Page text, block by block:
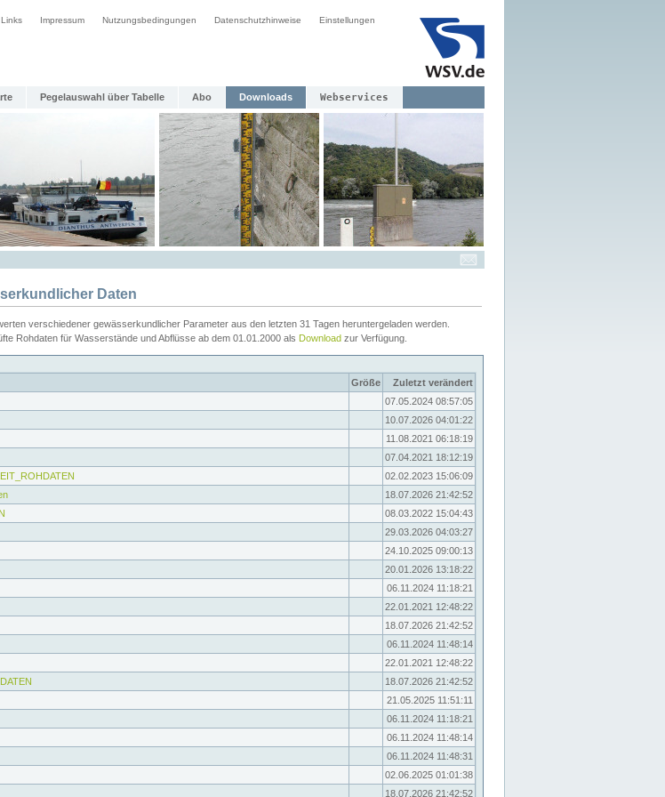
Links Impressum Nutzungsbedingungen Datenschutzhinweise Einstellungen
Pegelauswahl über Tabelle Abo Downloads Webservices
Daten
verschiedener gewässerkundlicher Parameter aus den letzten 31 Tagen heruntergeladen werden.
Rohdaten für Wasserstände und Abflüsse ab dem 01.01.2000 als Download zur Verfügung.
Größe
Zuletzt verändert
07.05.2024 08:57:05
10.07.2026 04:01:22
11.08.2021 06:18:19
07.04.2021 18:12:19
02.02.2023 15:06:09
18.07.2026 21:42:52
08.03.2022 15:04:43
29.03.2026 04:03:27
24.10.2025 09:00:13
20.01.2026 13:18:22
06.11.2024 11:18:21
22.01.2021 12:48:22
18.07.2026 21:42:52
06.11.2024 11:48:14
22.01.2021 12:48:22
18.07.2026 21:42:52
21.05.2025 11:51:11
06.11.2024 11:18:21
06.11.2024 11:48:14
06.11.2024 11:48:31
02.06.2025 01:01:38
18.07.2026 21:42:52